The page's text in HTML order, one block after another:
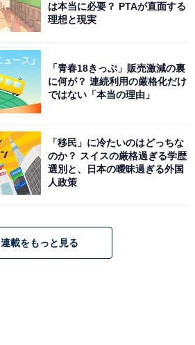
は本当に必要？ PTAが直面する
理想と現実
「青春18きっぷ」販売激減の裏
に何が？ 連続利用の厳格化だけ
ではない「本当の理由」
「移民」に冷たいのはどっちな
のか？ スイスの厳格過ぎる学歴
選別と、日本の曖昧過ぎる外国
人政策
連載をもっと見る